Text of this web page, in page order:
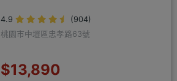
4.9
(904)
桃園市中壢區忠孝路63號
$13,890